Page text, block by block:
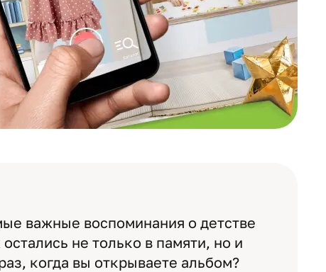
важные воспоминания о детстве
не только в памяти, но и
когда вы открываете альбом?